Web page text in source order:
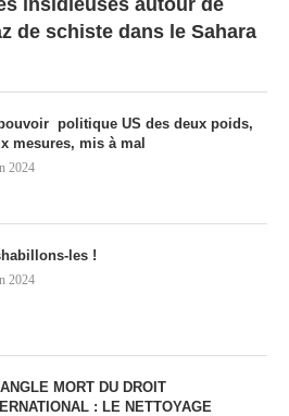
insidieuses autour de
de schiste dans le Sahara
politique US des deux poids,
mesures, mis à mal
2024
les !
2024
MORT DU DROIT
: LE NETTOYAGE